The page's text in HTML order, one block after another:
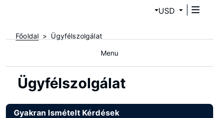
USD
Főoldal Ügyfélszolgálat
Menu
Ügyfélszolgálat
Gyakran Ismételt Kérdések